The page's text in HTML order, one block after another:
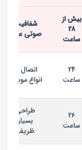
بیش از
28
ساعت
شفافیت
صوتی عالی
24
ساعت
اتصال به
انواع موبایل
26
ساعت
طراحی
بسیار
ظریف